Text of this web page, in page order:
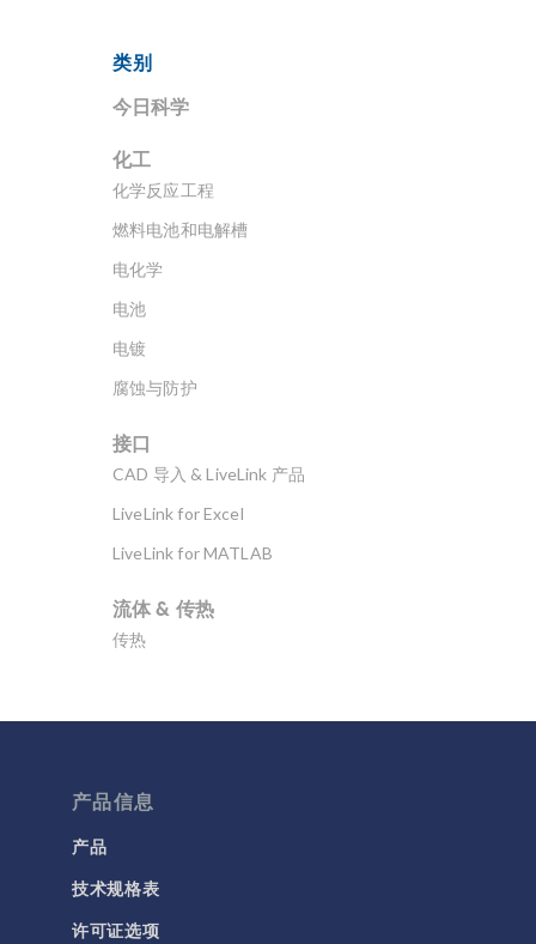
类别
今日科学
化工
化学反应工程
燃料电池和电解槽
电化学
电池
电镀
腐蚀与防护
接口
CAD 导入 & LiveLink 产品
LiveLink for Excel
LiveLink for MATLAB
流体 & 传热
传热
多孔介质流动
流体流动颗粒跟踪
电磁学
RF 与微波工程
产品信息
产品
技术规格表
许可证选项